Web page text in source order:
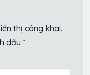
thị công khai.
dấu *